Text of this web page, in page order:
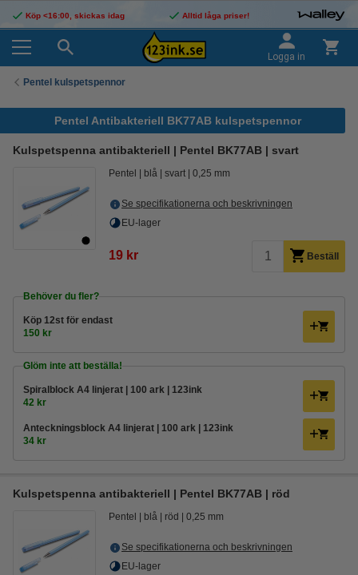
Köp <16:00, skickas idag Alltid låga priser!
Logga in
Pentel kulspetspennor
Pentel Antibakteriell BK77AB kulspetspennor
Kulspetspenna antibakteriell | Pentel BK77AB | svart
Pentel blå svart 0,25 mm
Se specifikationerna och beskrivningen
EU-lager
19 kr Beställ
Behöver du fler?
Köp 12st för endast
150 kr
Glöm inte att beställa!
Spiralblock A4 linjerat | 100 ark | 123ink
42 kr
Anteckningsblock A4 linjerat | 100 ark | 123ink
34 kr
Kulspetspenna antibakteriell | Pentel BK77AB | röd
Pentel blå röd 0,25 mm
Se specifikationerna och beskrivningen
EU-lager